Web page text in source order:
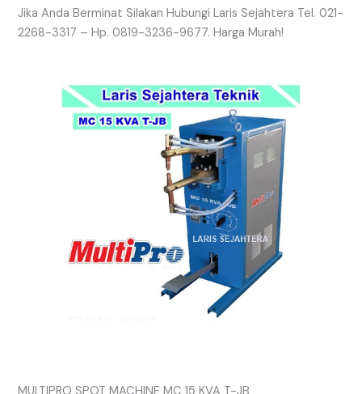
Jika Anda Berminat Silakan Hubungi Laris Sejahtera Tel. 021-
2268-3317 – Hp. 0819-3236-9677. Harga Murah!